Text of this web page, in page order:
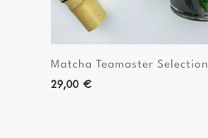
Matcha Teamaster Selection
29,00 €